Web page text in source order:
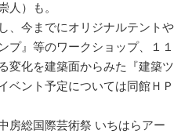
人）も。
、今までにオリジナルテントや
プ』等のワークショップ、１１
変化を建築面からみた『建築ツ
ベント予定については同館ＨＰ
房総国際芸術祭 いちはらアー